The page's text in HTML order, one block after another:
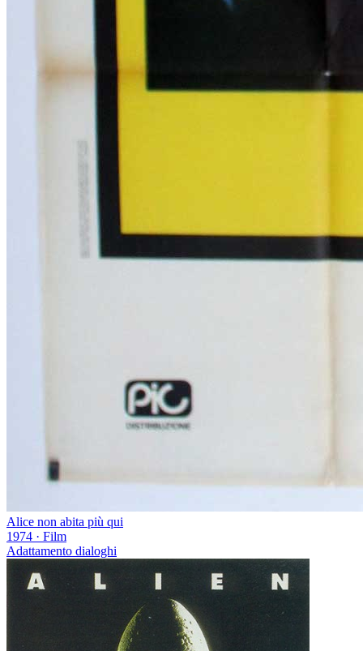
Alice non abita più qui
1974 · Film
Adattamento dialoghi